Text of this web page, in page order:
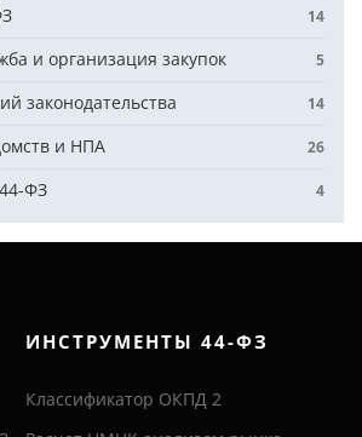
14
и организация закупок 5
законодательства 14
и НПА 26
ФЗ 4
ИНСТРУМЕНТЫ 44-ФЗ
Классификатор ОКПД 2